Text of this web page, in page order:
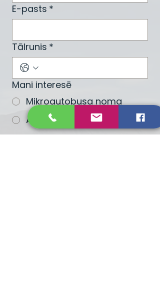
E-pasts *
Tālrunis *
Mani interesē
Mikroautobusa noma
Autobusa noma
Ekskursijas